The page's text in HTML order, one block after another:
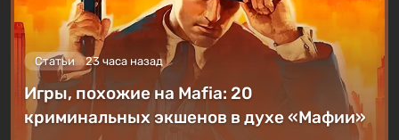
Статьи 23 часа назад
Игры, похожие на Mafia: 20
криминальных экшенов в духе «Мафии»